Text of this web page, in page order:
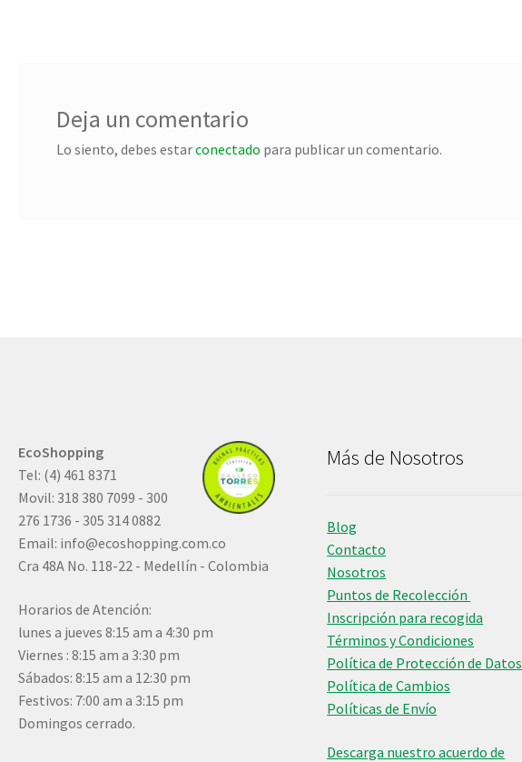
Deja un comentario
Lo siento, debes estarconectado para publicar un comentario.
EcoShopping
Tel: (4) 461 8371
Movil: 318 380 7099 - 300
276 1736 - 305 314 0882
Email: info@ecoshopping.com.co
Cra 48A No. 118-22 - Medellín - Colombia
Horarios de Atención:
lunes a jueves 8:15 am a 4:30 pm
Viernes : 8:15 am a 3:30 pm
Sábados: 8:15 am a 12:30 pm
Festivos: 7:00 am a 3:15 pm
Domingos cerrado.
Más de Nosotros
Blog
Contacto
Nosotros
Puntos de Recolección
Inscripción para recogida
Términos y Condiciones
Política de Protección de Datos
Política de Cambios
Políticas de Envío
Descarga nuestro acuerdo de